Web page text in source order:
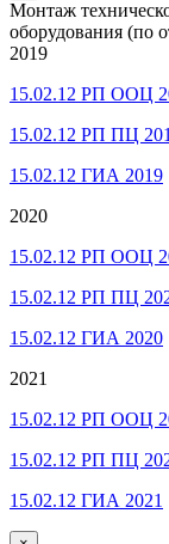
Монтаж
оборудования (по
2019
15.02.12 РП ООЦ
15.02.12 РП ПЦ
15.02.12 ГИА 2019
2020
15.02.12 РП ООЦ
15.02.12 РП ПЦ
15.02.12 ГИА 2020
2021
15.02.12 РП ООЦ
15.02.12 РП ПЦ
15.02.12 ГИА 2021